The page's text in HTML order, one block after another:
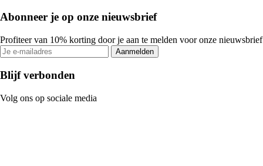
Abonneer je op onze nieuwsbrief
Profiteer van 10% korting door je aan te melden voor onze nieuwsbrief
Aanmelden
Blijf verbonden
Volg ons op sociale media